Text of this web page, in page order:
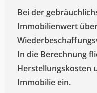
Bei der
Immobilienwert
In die Berechnung
Herstellungskosten
Immobilie ein.